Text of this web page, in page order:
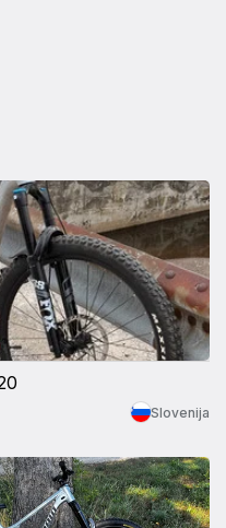
Slovenija